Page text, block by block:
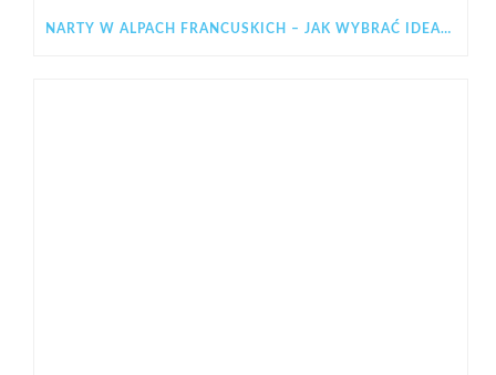
NARTY W ALPACH FRANCUSKICH – JAK WYBRAĆ IDEALNY REGION NA ZIMOWY WYJAZD